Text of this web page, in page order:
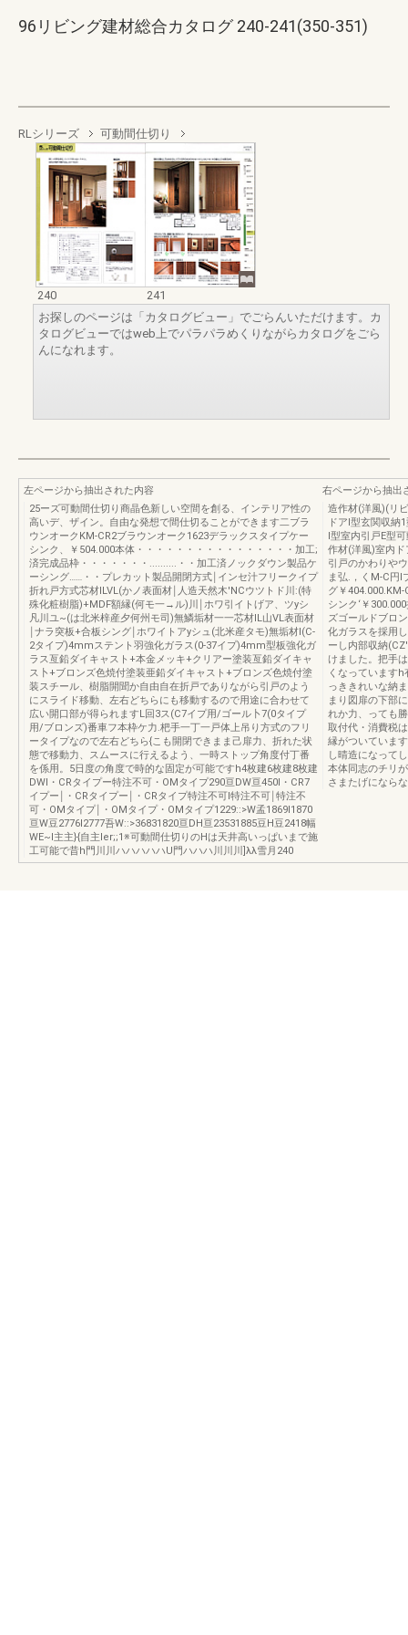
96リビング建材総合カタログ 240-241(350-351)
RLシリーズ 可動間仕切り
240
241
お探しのページは「カタログビュー」でごらんいただけます。カ
タログビューではweb上でパラパラめくりながらカタログをごら
んになれます。
左ページから抽出された内容
25ーズ可動間仕切り商晶色新しい空間を創る、インテリア性の
高いデ、ザイン。自由な発想で間仕切ることができます二ブラ
ウンオークKM-CR2ブラウンオーク1623デラックスタイプケー
シンク、￥504.000本体・・・・・・・・・・・・・・・・加工;
済完成品枠・・・・・・・..........・・加工済ノックダウン製品ケ
ーシング……・・プレカット製品開閉方式￨インセ汁フリークイプ
折れ戸方式芯材ILVL(かノ表面材￨人造天然木'NCウツトド川:(特
殊化粧樹脂)+MDF額縁(何モ一→ル)川￨ホワ引イトげア、ツyシ
凡川ユ~(は北米梓産夕何州モ司)無鱗垢材一一芯材IL山VL表面材
￨ナラ突板+合板シング￨ホワイトアyシュ(北米産タモ)無垢材I(C-
2タイプ)4mmステント羽強化ガラス(0-37イプ)4mm型板強化ガ
ラス亙鉛ダイキャスト+本金メッキ+クリアー塗装亙鉛ダイキャ
ス卜+ブロンズ色焼付塗装亜鉛ダイキャスト+ブロンズ色焼付塗
装スチール、樹脂開聞か自由自在折戸でありながら引戸のよう
にスライド移動、左右どちらにも移動するので用途に合わせて
広い開口部が得られますL回3ス(C7イプ用/ゴール卜7(0タイプ
用/ブロンズ)番車フ本枠ケ力.杷手一丁一戸体上吊り方式のフリ
ータイプなので左右どちら{こも開閉できまま己扉力、折れた状
態で移動力、スムースに行えるよう、一時ストップ角度付丁番
を係用。5日度の角度で時的な固定が可能ですh4枚建6枚建8枚建
DWI・CRタイプー特注不可・OMタイプ290亘DW亘450l・CR7
イプー￨・CRタイプー￨・CRタイプ特注不可l特注不可￨特注不
可・OMタイプ￨・OMタイプ・OMタイプ1229::>W孟1869I1870
亘W豆2776I2777吾W::>36831820亘DH亘23531885豆H豆2418幅
WE~l主主}{自主Ier;;1※可動間仕切りのHは天井高いっぱいまで施
工可能で昔h門川川ハハハハハU門ハハハ川川川]λλ雪月240
右ページから抽出
造作材(洋風)(リ
ドアI型玄関収納
I型室内引戸E型
作材(洋風)室内
引戸のかわりや
ま弘.，くM-C円l
グ￥
シンク‘￥
ズゴールドブロ
化ガラスを採用
ーし内部収納
けました。把手
くなっています
っききれいな納
まり図扉の下部
れか力、っても
取付代・消費税
縁がついていま
し晴造になって
本体同志のチリ
さまたげになら